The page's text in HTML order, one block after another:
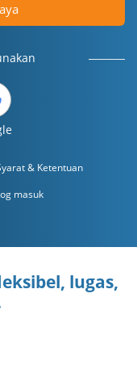
& Ketentuan
masuk
lugas,